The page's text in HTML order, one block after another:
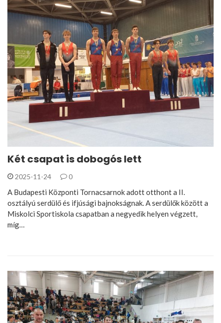
Két csapat is dobogós lett
2025-11-24 0
A Budapesti Központi Tornacsarnok adott otthont a II.
osztályú serdülő és ifjúsági bajnokságnak. A serdülők között a
Miskolci Sportiskola csapatban a negyedik helyen végzett,
míg…